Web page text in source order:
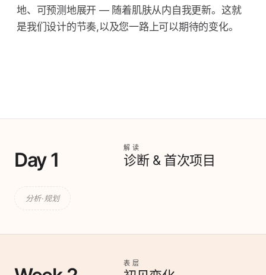
地、可预测地展开 — 随着肌肤从内自我更新。这就
是我们设计的节奏,以及您一路上可以期待的变化。
Day 1
解读
诊断 & 首次项目
分析·规划
表层